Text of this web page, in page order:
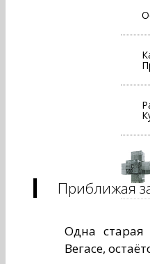
Приближая
Одна старая
Вегасе,